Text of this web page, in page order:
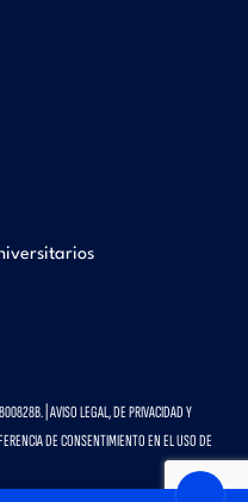
| AVISO LEGAL, DE PRIVACIDAD Y
DE CONSENTIMIENTO EN EL USO DE